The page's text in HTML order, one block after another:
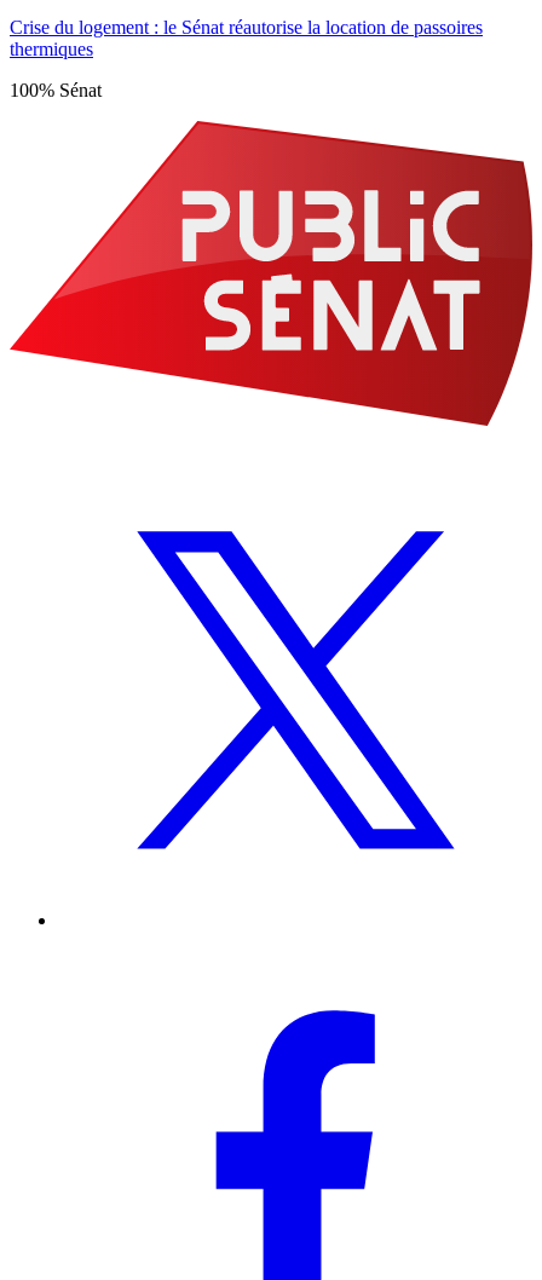
Crise du logement : le Sénat réautorise la location de passoires
thermiques
100% Sénat